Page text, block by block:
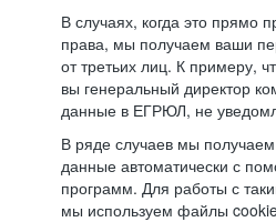
В случаях, когда это прямо
права, мы получаем ваши
от третьих лиц. К примеру,
вы генеральный директор
данные в ЕГРЮЛ, не
В ряде случаев мы
данные автоматически с
программ. Для работы с
мы используем файлы